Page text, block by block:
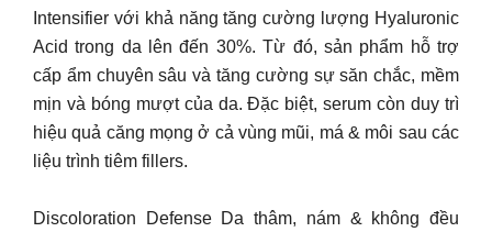
Intensifier với khả năng tăng cường lượng Hyaluronic
Acid trong da lên đến 30%. Từ đó, sản phẩm hỗ trợ
cấp ẩm chuyên sâu và tăng cường sự săn chắc, mềm
mịn và bóng mượt của da. Đặc biệt, serum còn duy trì
hiệu quả căng mọng ở cả vùng mũi, má & môi sau các
liệu trình tiêm fillers.
Discoloration Defense Da thâm, nám & không đều